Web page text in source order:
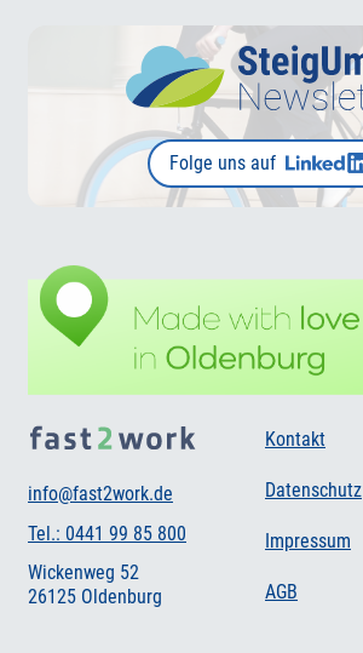
Folge uns auf
info@fast2work.de
Tel.: 0441 99 85 800
Wickenweg 52
26125 Oldenburg
Kontakt
Datenschutz
Impressum
AGB